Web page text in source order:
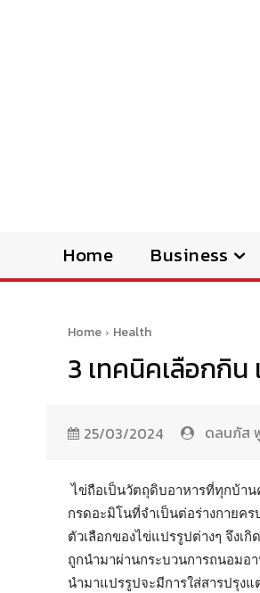
Home Business
Home Health
3 เทคนิคเลือกกิ
25/03/2024 ดลนภัส
ไข่ถือเป็นวัตถุดิบอาหารที่ทุกบ้า
กรดอะมิโนที่จำเป็นต่อร่างกายค
ตัวเลือกของไข่แปรรูปต่างๆ จึงเ
ถูกนำมาผ่านกระบวนการถนอมอ
นำมาแปรรูปจะมีการใส่สารปรุงแ